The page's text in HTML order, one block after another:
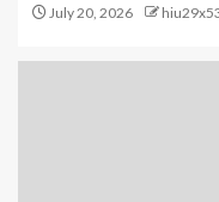
July 20, 2026